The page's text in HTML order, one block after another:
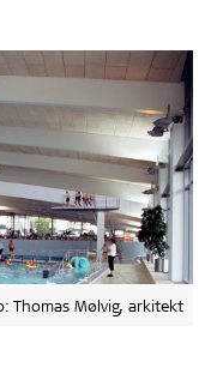
Thomas Mølvig, arkitekt